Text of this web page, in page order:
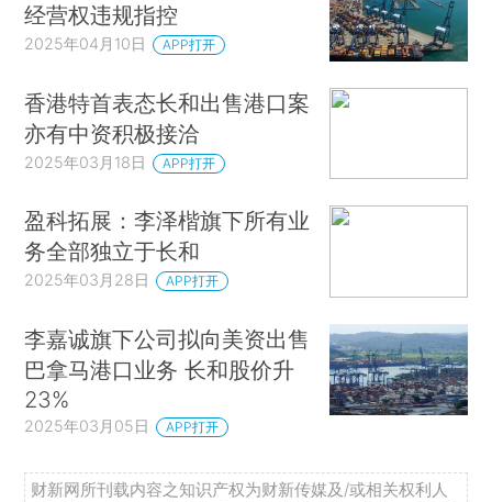
经营权违规指控
2025年04月10日 APP打开
香港特首表态长和出售港口案
亦有中资积极接洽
2025年03月18日 APP打开
盈科拓展：李泽楷旗下所有业
务全部独立于长和
2025年03月28日 APP打开
李嘉诚旗下公司拟向美资出售
巴拿马港口业务 长和股价升
23%
2025年03月05日 APP打开
财新网所刊载内容之知识产权为财新传媒及/或相关权利人